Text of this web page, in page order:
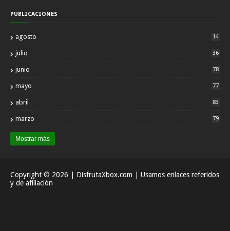
PUBLICACIONES
agosto 14
julio 36
junio 78
mayo 77
abril 83
marzo 79
Mostrar más
Copyright © 2026 | DisfrutaXbox.com | Usamos enlaces referidos
y de afiliación